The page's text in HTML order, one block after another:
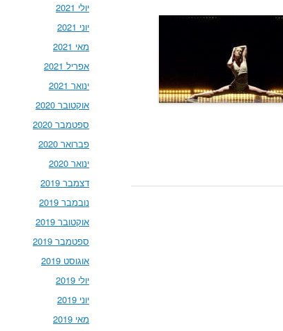
יולי 2021
יוני 2021
מאי 2021
אפריל 2021
ינואר 2021
אוקטובר 2020
ספטמבר 2020
פברואר 2020
ינואר 2020
דצמבר 2019
נובמבר 2019
אוקטובר 2019
ספטמבר 2019
אוגוסט 2019
יולי 2019
יוני 2019
מאי 2019